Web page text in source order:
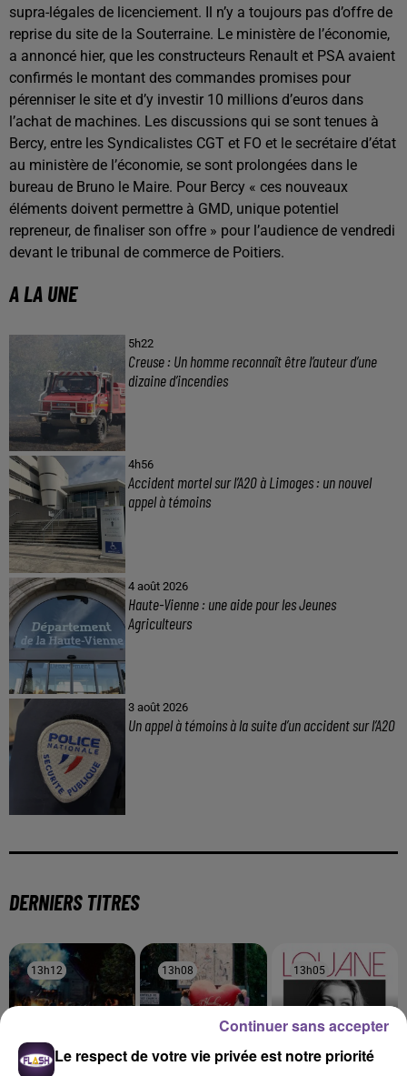
supra-légales de licenciement. Il n’y a toujours pas d’offre de
reprise du site de la Souterraine. Le ministère de l’économie,
a annoncé hier, que les constructeurs Renault et PSA avaient
confirmés le montant des commandes promises pour
pérenniser le site et d’y investir 10 millions d’euros dans
l’achat de machines. Les discussions qui se sont tenues à
Bercy, entre les Syndicalistes CGT et FO et le secrétaire d’état
au ministère de l’économie, se sont prolongées dans le
bureau de Bruno le Maire. Pour Bercy « ces nouveaux
éléments doivent permettre à GMD, unique potentiel
repreneur, de finaliser son offre » pour l’audience de vendredi
devant le tribunal de commerce de Poitiers.
A LA UNE
5h22
Creuse : Un homme reconnaît être l’auteur d’une
dizaine d’incendies
4h56
Accident mortel sur l’A20 à Limoges : un nouvel
appel à témoins
4 août 2026
Haute-Vienne : une aide pour les Jeunes
Agriculteurs
3 août 2026
Un appel à témoins à la suite d’un accident sur l’A20
DERNIERS TITRES
13h12
13h12 13h08
13h08 13h05
13h05
Le respect de votre vie privée est notre priorité
Continuer sans accepter